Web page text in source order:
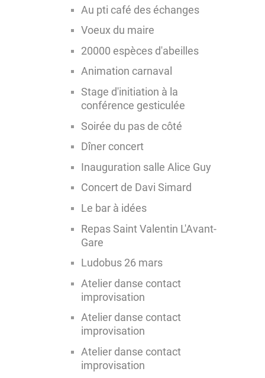
Au pti café des échanges
Voeux du maire
20000 espèces d'abeilles
Animation carnaval
Stage d'initiation à la
conférence gesticulée
Soirée du pas de côté
Dîner concert
Inauguration salle Alice Guy
Concert de Davi Simard
Le bar à idées
Repas Saint Valentin L'Avant-
Gare
Ludobus 26 mars
Atelier danse contact
improvisation
Atelier danse contact
improvisation
Atelier danse contact
improvisation